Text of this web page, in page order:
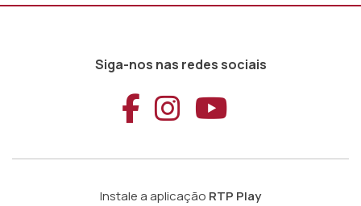
Siga-nos nas redes sociais
Aceder ao
Aceder ao
Aceder
Instale a aplicação RTP Play